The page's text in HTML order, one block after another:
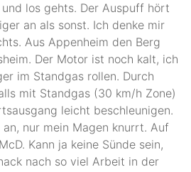
los gehts. Der Auspuff hört
an als sonst. Ich denke mir
Aus Appenheim den Berg
Der Motor ist noch kalt, ich
im Standgas rollen. Durch
mit Standgas (30 km/h Zone)
leicht beschleunigen.
nur mein Magen knurrt. Auf
Kann ja keine Sünde sein,
nach so viel Arbeit in der